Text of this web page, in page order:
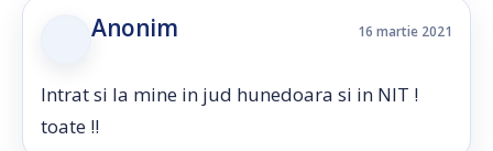
Anonim 16 martie 2021
Intrat si la mine in jud hunedoara si in NIT !
toate !!